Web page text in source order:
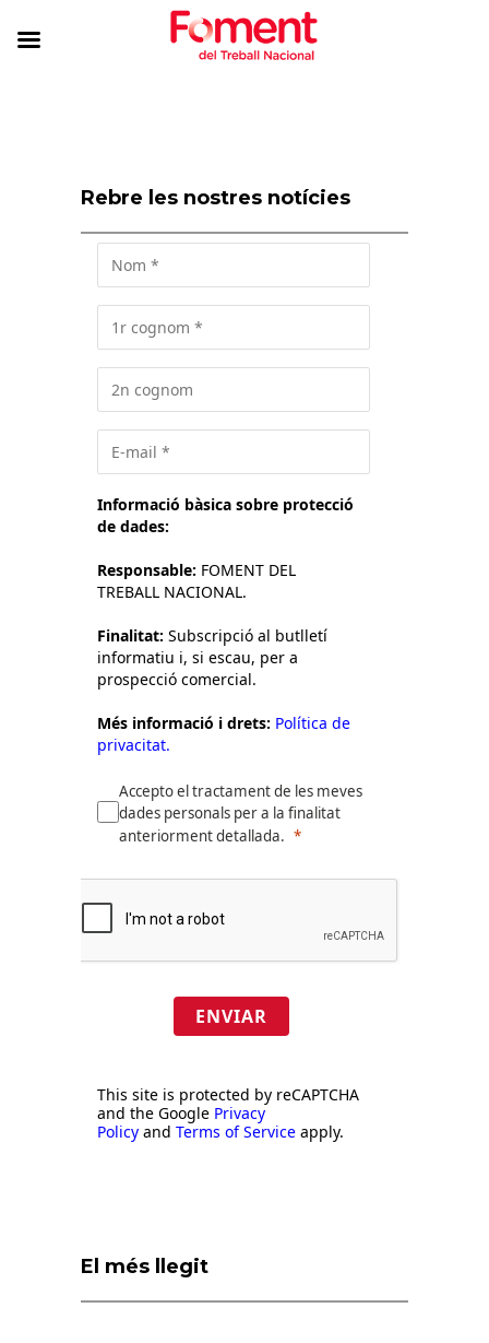
Rebre les nostres notícies
Informació bàsica sobre protecció
de dades:
Responsable: FOMENT DEL
TREBALL NACIONAL.
Finalitat: Subscripció al butlletí
informatiu i, si escau, per a
prospecció comercial.
Més informació i drets: Política de
privacitat.
Accepto el tractament de les meves
dades personals per a la finalitat
anteriorment detallada.
ENVIAR
This site is protected by reCAPTCHA
and the Google Privacy
Policy and Terms of Service apply.
El més llegit